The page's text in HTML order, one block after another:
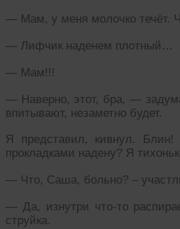
— Мам, у меня молочко течёт.
— Лифчик наденем плотный…
— Мам!!!
— Наверно, этот, бра, —
впитывают, незаметно будет.
Я представил, кивнул.
прокладками надену? Я
— Что, Саша, больно? –
— Да, изнутри что-то
струйка.